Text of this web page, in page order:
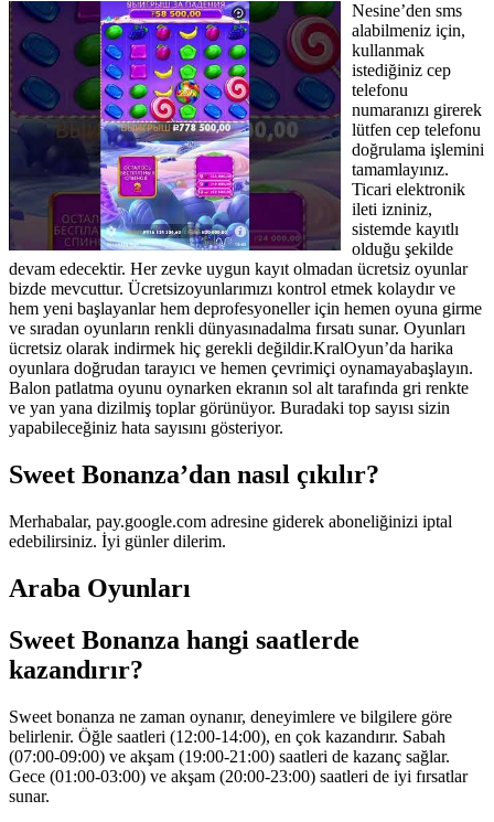
Nesine’den sms
alabilmeniz için,
kullanmak
istediğiniz cep
telefonu
numaranızı girerek
lütfen cep telefonu
doğrulama işlemini
tamamlayınız.
Ticari elektronik
ileti izniniz,
sistemde kayıtlı
olduğu şekilde
devam edecektir. Her zevke uygun kayıt olmadan ücretsiz oyunlar
bizde mevcuttur. Ücretsizoyunlarımızı kontrol etmek kolaydır ve
hem yeni başlayanlar hem deprofesyoneller için hemen oyuna girme
ve sıradan oyunların renkli dünyasınadalma fırsatı sunar. Oyunları
ücretsiz olarak indirmek hiç gerekli değildir.KralOyun’da harika
oyunlara doğrudan tarayıcı ve hemen çevrimiçi oynamayabaşlayın.
Balon patlatma oyunu oynarken ekranın sol alt tarafında gri renkte
ve yan yana dizilmiş toplar görünüyor. Buradaki top sayısı sizin
yapabileceğiniz hata sayısını gösteriyor.
Sweet Bonanza’dan nasıl çıkılır?
Merhabalar, pay.google.com adresine giderek aboneliğinizi iptal
edebilirsiniz. İyi günler dilerim.
Araba Oyunları
Sweet Bonanza hangi saatlerde
kazandırır?
Sweet bonanza ne zaman oynanır, deneyimlere ve bilgilere göre
belirlenir. Öğle saatleri (12:00-14:00), en çok kazandırır. Sabah
(07:00-09:00) ve akşam (19:00-21:00) saatleri de kazanç sağlar.
Gece (01:00-03:00) ve akşam (20:00-23:00) saatleri de iyi fırsatlar
sunar.